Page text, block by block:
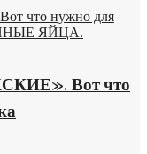
что нужно для
ЯЙЦА.
Вот что